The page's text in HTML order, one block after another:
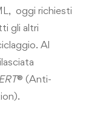
oggi richiesti
gli altri
Al
® (Anti-